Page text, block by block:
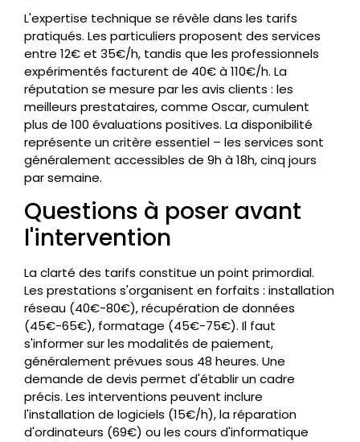
L'expertise technique se révèle dans les tarifs
pratiqués. Les particuliers proposent des services
entre 12€ et 35€/h, tandis que les professionnels
expérimentés facturent de 40€ à 110€/h. La
réputation se mesure par les avis clients : les
meilleurs prestataires, comme Oscar, cumulent
plus de 100 évaluations positives. La disponibilité
représente un critère essentiel – les services sont
généralement accessibles de 9h à 18h, cinq jours
par semaine.
Questions à poser avant
l'intervention
La clarté des tarifs constitue un point primordial.
Les prestations s'organisent en forfaits : installation
réseau (40€-80€), récupération de données
(45€-65€), formatage (45€-75€). Il faut
s'informer sur les modalités de paiement,
généralement prévues sous 48 heures. Une
demande de devis permet d'établir un cadre
précis. Les interventions peuvent inclure
l'installation de logiciels (15€/h), la réparation
d'ordinateurs (69€) ou les cours d'informatique